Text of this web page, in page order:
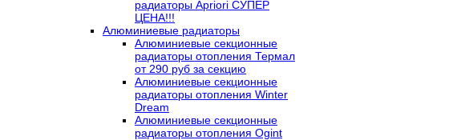
радиаторы Apriori СУПЕР
ЦЕНА!!!
Алюминиевые радиаторы
Алюминиевые секционные
радиаторы отопления Термал
от 290 руб за секцию
Алюминиевые секционные
радиаторы отопления Winter
Dream
Алюминиевые секционные
радиаторы отопления Ogint